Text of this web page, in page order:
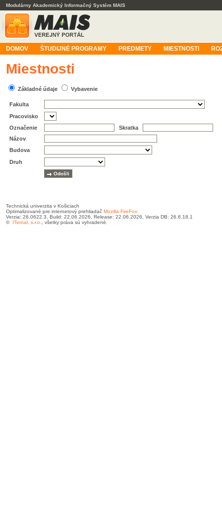
Modulárny Akademický Informačný Systém MAIS
DOMOV ŠTUDIJNÉ PROGRAMY PREDMETY MIESTNOSTI
Miestnosti
Základné údaje Vybavenie
Fakulta
Pracovisko
Označenie
Skratka
Názov
Budova
Druh
Technická univerzita v Košiciach
Optimalizované pre internetový prehliadač Mozilla FireFox
Verzia: 26.0622.3, Build: 22.06.2026, Release: 22.06.2026, Verzia DB: 26.6.18.1
© ITernal, s.r.o. , všetky práva sú vyhradené.